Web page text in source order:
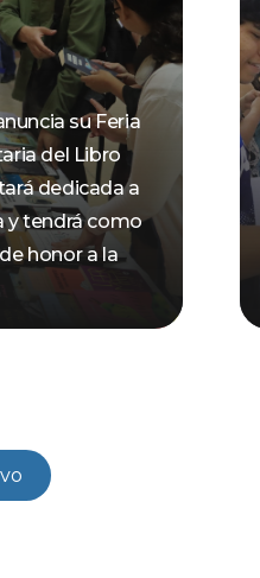
su Feria
del Libro
dedicada a
y tendrá como
honor a la